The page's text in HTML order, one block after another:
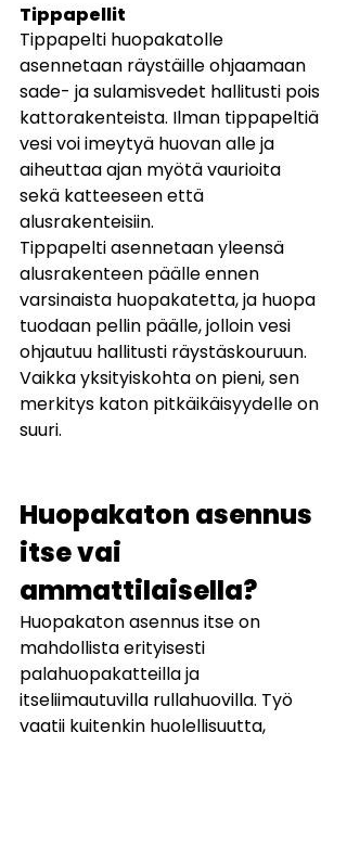
Tippapellit
Tippapelti huopakatolle
asennetaan räystäille ohjaamaan
sade- ja sulamisvedet hallitusti pois
kattorakenteista. Ilman tippapeltiä
vesi voi imeytyä huovan alle ja
aiheuttaa ajan myötä vaurioita
sekä katteeseen että
alusrakenteisiin.
Tippapelti asennetaan yleensä
alusrakenteen päälle ennen
varsinaista huopakatetta, ja huopa
tuodaan pellin päälle, jolloin vesi
ohjautuu hallitusti räystäskouruun.
Vaikka yksityiskohta on pieni, sen
merkitys katon pitkäikäisyydelle on
suuri.
Huopakaton asennus
itse vai
ammattilaisella?
Huopakaton asennus itse on
mahdollista erityisesti
palahuopakatteilla ja
itseliimautuvilla rullahuovilla. Työ
vaatii kuitenkin huolellisuutta,